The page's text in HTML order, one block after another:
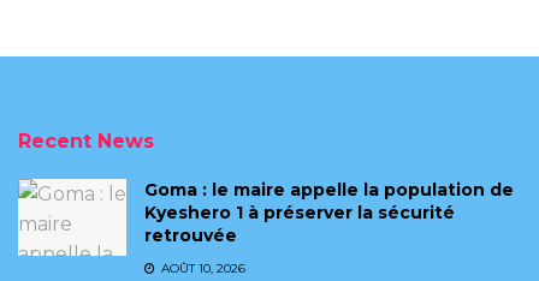
Recent News
Goma : le maire appelle la population de
Kyeshero 1 à préserver la sécurité
retrouvée
AOÛT 10, 2026